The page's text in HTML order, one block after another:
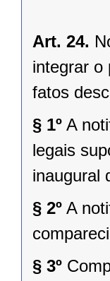
Art. 24.
integrar o
fatos
§ 1º A
legais
inaugural
§ 2º A
§ 3º